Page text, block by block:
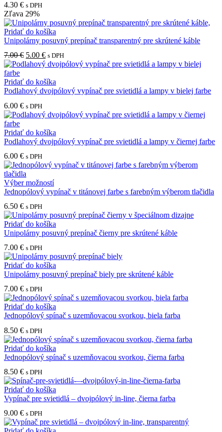
na
stránke
produktu.
Možnosti
si
môžete
vybrať
na
stránke
produktu.
4.30 € s DPH
Zľava 29%
Pridať do košíka
Unipolárny posuvný prepínač transparentný pre skrútené káble
7.00€ Pôvodná
cena
7.00 €.
5.00 €Aktuálna
cena
5.00 €.
s DPH
Pridať do košíka
Podlahový dvojpólový vypínač pre svietidlá a lampy v bielej farbe
6.00 € s DPH
Pridať do košíka
Podlahový dvojpólový vypínač pre svietidlá a lampy v čiernej farbe
6.00 € s DPH
Výber možnostíTento
produkt
variantov.
Možnosti
si
vybrať
na
stránke
produktu.
Jednopólový vypínač v titánovej farbe s farebným výberom tlačidla
6.50 € s DPH
Pridať do košíka
Unipolárny posuvný prepínač čierny pre skrútené káble
7.00 € s DPH
Pridať do košíka
Unipolárny posuvný prepínač biely pre skrútené káble
7.00 € s DPH
Pridať do košíka
Jednopólový spínač s uzemňovacou svorkou, biela farba
8.50 € s DPH
Pridať do košíka
Jednopólový spínač s uzemňovacou svorkou, čierna farba
8.50 € s DPH
Pridať do košíka
Vypínač pre svietidlá – dvojpólový in-line, čierna farba
9.00 € s DPH